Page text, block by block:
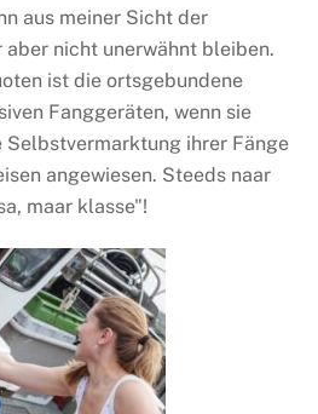
aus meiner Sicht der
nicht unerwähnt bleiben.
ist die ortsgebundene
Fanggeräten, wenn sie
ihrer Fänge
angewiesen. Steeds naar
maar klasse"!